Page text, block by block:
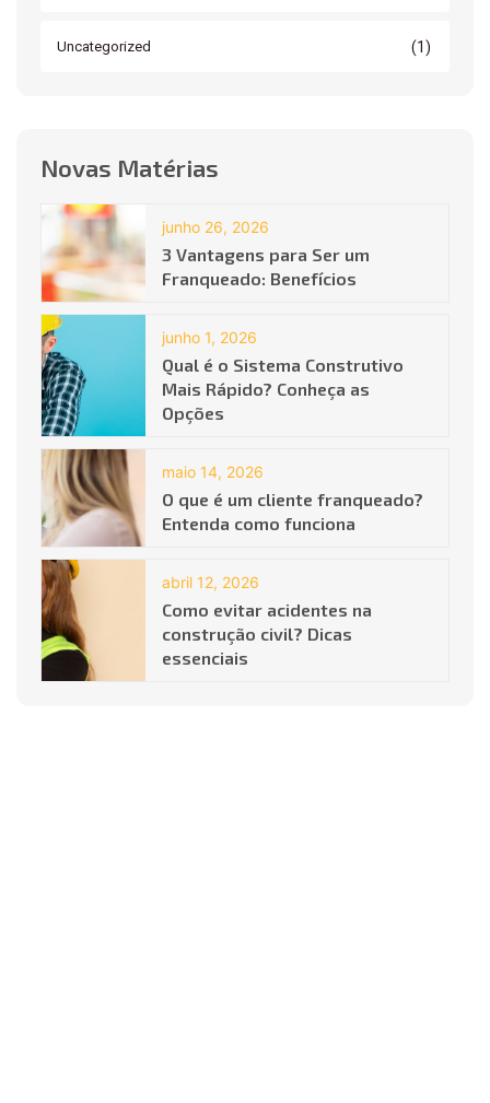
Uncategorized (1)
Novas Matérias
junho 26, 2026
3 Vantagens para Ser um
Franqueado: Benefícios
junho 1, 2026
Qual é o Sistema Construtivo
Mais Rápido? Conheça as
Opções
maio 14, 2026
O que é um cliente franqueado?
Entenda como funciona
abril 12, 2026
Como evitar acidentes na
construção civil? Dicas
essenciais